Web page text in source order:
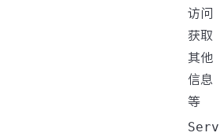
访问
获取
其他
信息
等
Serv